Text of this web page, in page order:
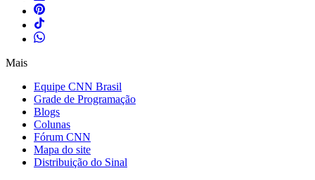
Mais
Equipe CNN Brasil
Grade de Programação
Blogs
Colunas
Fórum CNN
Mapa do site
Distribuição do Sinal